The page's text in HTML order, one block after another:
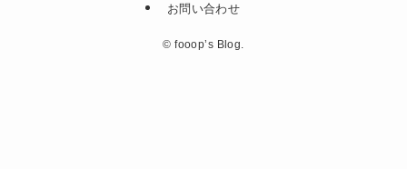
お問い合わせ
© fooop’s Blog.